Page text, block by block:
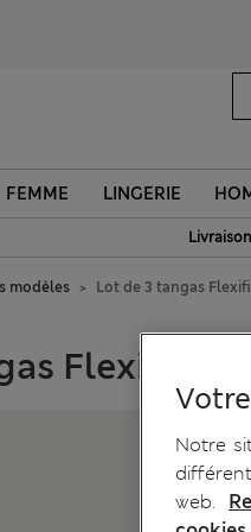
FEMME LINGERIE
modèles Lot de 3 tangas
Flexifit™
Notre
web.